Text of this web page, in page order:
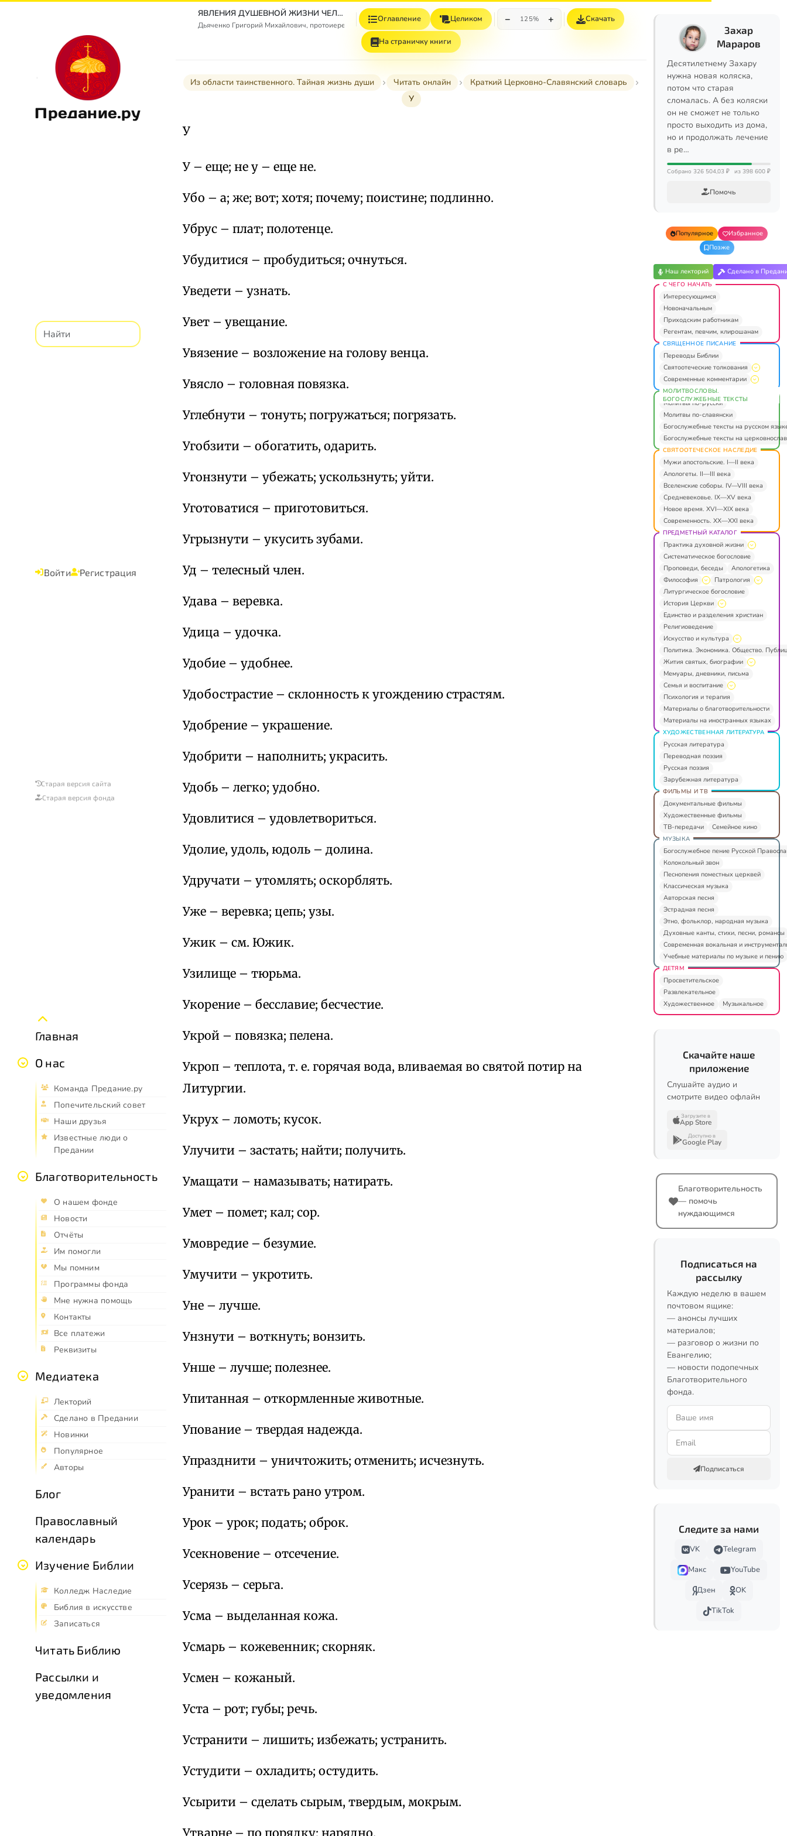
Предание.ру
Войти Регистрация
Старая версия сайта
Старая версия фонда
Главная
О нас
Команда Предание.ру
Попечительский совет
Наши друзья
Известные люди о
Предании
Благотворительность
О нашем фонде
Новости
Отчёты
Им помогли
Мы помним
Программы фонда
Мне нужна помощь
Контакты
Все платежи
Реквизиты
Медиатека
Лекторий
Сделано в Предании
Новинки
Популярное
Авторы
Блог
Православный
календарь
Изучение Библии
Колледж Наследие
Библия в искусстве
Записаться
Читать Библию
Рассылки и
уведомления
ЯВЛЕНИЯ ДУШЕВНОЙ ЖИЗНИ ЧЕЛОВЕКА ПОСЛЕ ЕГО ТЕЛЕСНОЙ СМЕРТИ
Дьяченко Григорий Михайлович, протоиерей
Оглавление Целиком − 125% + Скачать
На страничку книги
Из области таинственного. Тайная жизнь души Читать онлайн
Краткий Церковно-Славянский словарь
У
У
У – еще; не у – еще не.
Убо – а; же; вот; хотя; почему; поистине; подлинно.
Убрус – плат; полотенце.
Убудитися – пробудиться; очнуться.
Уведети – узнать.
Увет – увещание.
Увязение – возложение на голову венца.
Увясло – головная повязка.
Углебнути – тонуть; погружаться; погрязать.
Угобзити – обогатить, одарить.
Угонзнути – убежать; ускользнуть; уйти.
Уготоватися – приготовиться.
Угрызнути – укусить зубами.
Уд – телесный член.
Удава – веревка.
Удица – удочка.
Удобие – удобнее.
Удобострастие – склонность к угождению страстям.
Удобрение – украшение.
Удобрити – наполнить; украсить.
Удобь – легко; удобно.
Удовлитися – удовлетвориться.
Удолие, удоль, юдоль – долина.
Удручати – утомлять; оскорблять.
Уже – веревка; цепь; узы.
Ужик – см. Южик.
Узилище – тюрьма.
Укорение – бесславие; бесчестие.
Укрой – повязка; пелена.
Укроп – теплота, т. е. горячая вода, вливаемая во святой потир на
Литургии.
Укрух – ломоть; кусок.
Улучити – застать; найти; получить.
Умащати – намазывать; натирать.
Умет – помет; кал; сор.
Умовредие – безумие.
Умучити – укротить.
Уне – лучше.
Унзнути – воткнуть; вонзить.
Унше – лучше; полезнее.
Упитанная – откормленные животные.
Упование – твердая надежда.
Упразднити – уничтожить; отменить; исчезнуть.
Уранити – встать рано утром.
Урок – урок; подать; оброк.
Усекновение – отсечение.
Усерязь – серьга.
Усма – выделанная кожа.
Усмарь – кожевенник; скорняк.
Усмен – кожаный.
Уста – рот; губы; речь.
Устранити – лишить; избежать; устранить.
Устудити – охладить; остудить.
Усырити – сделать сырым, твердым, мокрым.
Утварне – по порядку; нарядно.
Захар
Мараров
Десятилетнему Захару
нужна новая коляска,
потом что старая
сломалась. А без коляски
он не сможет не только
просто выходить из дома,
но и продолжать лечение
в ре…
Собрано 326 504,03 ₽ из 398 600 ₽
Помочь
Популярное
Избранное
Позже
Наш лекторий Сделано в
С ЧЕГО НАЧАТЬ
Интересующимся
Новоначальным
Приходским работникам
Регентам, певчим, клирошанам
СВЯЩЕННОЕ ПИСАНИЕ
Переводы Библии
Святоотеческие толкования
Современные комментарии
МОЛИТВОСЛОВЫ.
БОГОСЛУЖЕБНЫЕ ТЕКСТЫ
Молитвы по-русски
Молитвы по-славянски
Богослужебные тексты на русском
Богослужебные тексты на
СВЯТООТЕЧЕСКОЕ НАСЛЕДИЕ
Мужи апостольские. I—II века
Апологеты. II—III века
Вселенские соборы. IV—VIII века
Средневековье. IX—XV века
Новое время. XVI—XIX века
Современность. XX—XXI века
ПРЕДМЕТНЫЙ КАТАЛОГ
Практика духовной жизни
Систематическое богословие
Проповеди, беседы
Апологетика
Философия
Патрология
Литургическое богословие
История Церкви
Единство и разделения христиан
Религиоведение
Искусство и культура
Политика. Экономика. Общество.
Жития святых, биографии
Мемуары, дневники, письма
Семья и воспитание
Психология и терапия
Материалы о благотворительности
Материалы на иностранных языках
ХУДОЖЕСТВЕННАЯ ЛИТЕРАТУРА
Русская литература
Переводная поэзия
Русская поэзия
Зарубежная литература
ФИЛЬМЫ И ТВ
Документальные фильмы
Художественные фильмы
ТВ-передачи
Семейное кино
МУЗЫКА
Богослужебное пение Русской
Колокольный звон
Песнопения поместных церквей
Классическая музыка
Авторская песня
Эстрадная песня
Этно, фольклор, народная музыка
Духовные канты, стихи, песни, романсы
Современная вокальная и
Учебные материалы по музыке и пению
ДЕТЯМ
Просветительское
Развлекательное
Художественное
Музыкальное
Скачайте наше
приложение
Слушайте аудио и
смотрите видео офлайн
Загрузите в
App Store
Доступно в
Google Play
Благотворительность
— помочь
нуждающимся
Подписаться на
рассылку
Каждую неделю в вашем
почтовом ящике:
— анонсы лучших
материалов;
— разговор о жизни по
Евангелию;
— новости подопечных
Благотворительного
фонда.
Подписаться
Следите за нами
VK
Telegram
Макс
YouTube
Дзен
OK
TikTok